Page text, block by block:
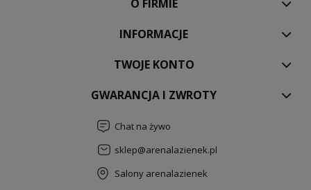
O FIRMIE
INFORMACJE
TWOJE KONTO
GWARANCJA I ZWROTY
Chat na żywo
sklep@arenalazienek.pl
Salony arenalazienek